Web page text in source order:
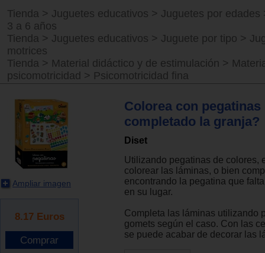
Tienda > Juguetes educativos > Juguetes por edades
3 a 6 años
Tienda > Juguetes educativos > Juguete por tipo >
motrices
Tienda > Material didáctico y de estimulación >
psicomotricidad > Psicomotricidad fina
Ampliar imagen
8.17 Euros
Colorea con pegatinas
completado la granja?
Diset
Utilizando pegatinas de colores,
colorear las láminas, o bien
encontrando la pegatina que
en su lugar.
Completa las láminas utilizando
gomets según el caso. Con las
se puede acabar de decorar las